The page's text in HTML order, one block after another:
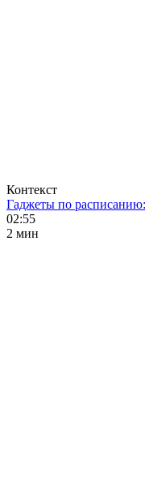
Контекст
Гаджеты по
02:55
2 мин